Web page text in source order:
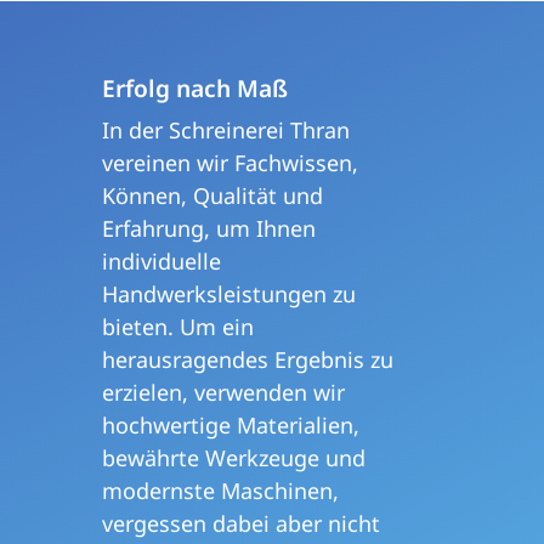
Erfolg nach Maß
In der Schreinerei Thran
vereinen wir Fachwissen,
Können, Qualität und
Erfahrung, um Ihnen
individuelle
Handwerksleistungen zu
bieten. Um ein
herausragendes Ergebnis zu
erzielen, verwenden wir
hochwertige Materialien,
bewährte Werkzeuge und
modernste Maschinen,
vergessen dabei aber nicht